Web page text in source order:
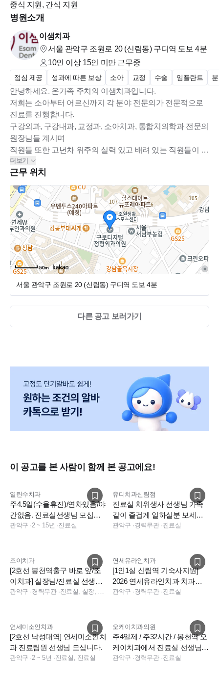
중식 지원, 간식 지원
병원소개
이샘치과
서울 관악구 조원로 20 (신림동) 구디역 도보 4분
10인 이상 15인 미만근무중
점심 제공 성과에 따른 보상 소아 교정 수술 임플란트
안녕하세요. 온가족 주치의 이샘치과입니다.
저희는 소아부터 어르신까지 각 분야 전문의가 전문적으로
진료를 진행합니다.
구강외과, 구강내과, 교정과, 소아치과, 통합치의학과 전문의
원장님들 계시며
직원들 또한 고년차 위주의 실력 있고 배려 있는 직원들이 모
여 있습니다.
치과의사를 지도하시는 대표 원장님께서 최신 디지털 및 술
식 진행하며
모든 진료를 사진 찍어 환자분들께 보여드립니다.
진료가 정확하고 안정적이며 직원들 또한 능숙하기 때문에
안정적으로 성장해 나가고 있습니다.
더보기
근무 위치
50m
서울 관악구 조원로 20 (신림동) 구디역 도보 4분
다른 공고 보러가기
이 공고를 본 사람이 함께 본 공고에요!
열린수치과
주4.5일(수욜휴진)/연차있음/야
간없음. 진료실선생님 모십니
다.
관악구 ·2 ~ 15년 ·진료실
유디치과신림점
진료실 치위생사 선생님 가족
같이 즐겁게 일하실분 보세요
~~
관악구 ·경력무관·진료실
조이치과
[2호선 봉천역출구 바로 앞/조
이치과] 실장님/진료실 선생님
모십니다.
관악구 ·경력무관·
연세유라인치과
[1인1실 신림역 기숙사지원]
2026 연세유라인치과 치과위
생사 채용공고
관악구 ·경력무관·진료실
연세미소인치과
[2호선 낙성대역] 연세미소인치
과 진료팀원 선생님 모십니다.
관악구 ·2 ~ 5년 ·진료실, 진료실
오케이치과의원
주4일제 / 주32시간 / 봉천역 오
케이치과에서 진료실 선생님
모십니다.
관악구 ·경력무관·진료실